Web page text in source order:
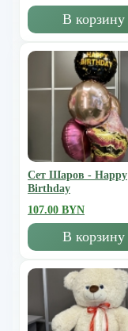
В корзину
Сет Шаров - Happy
Birthday
107.00 BYN
В корзину